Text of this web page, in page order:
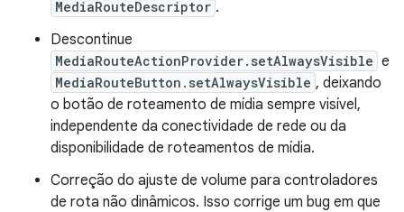
MediaRouteDescriptor .
Descontinue
MediaRouteActionProvider.setAlwaysVisible e
MediaRouteButton.setAlwaysVisible , deixando
o botão de roteamento de mídia sempre visível,
independente da conectividade de rede ou da
disponibilidade de roteamentos de mídia.
Correção do ajuste de volume para controladores
de rota não dinâmicos. Isso corrige um bug em que